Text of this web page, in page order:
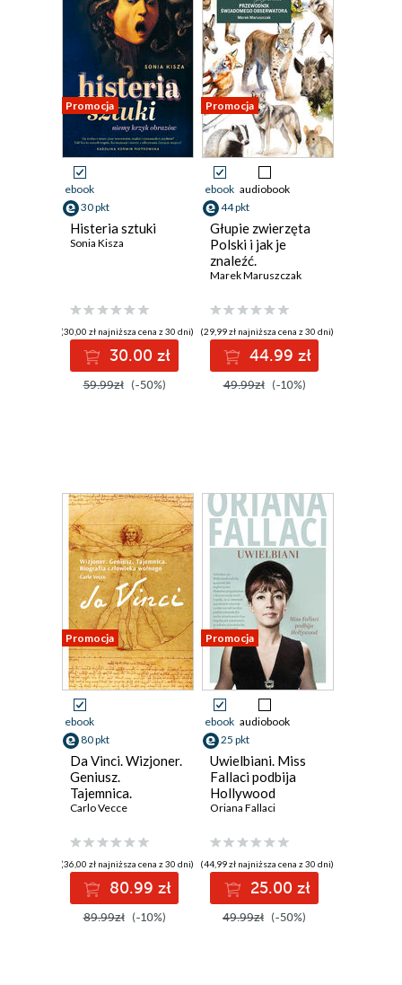
Promocja
ebook
30 pkt
Histeria sztuki
Sonia Kisza
(30,00 zł najniższa cena z 30 dni)
30.00 zł
59.99zł (-50%)
Promocja
ebook audiobook
44 pkt
Głupie zwierzęta
Polski i jak je
znaleźć.
Przewodnik
obserwatora
Marek Maruszczak
(29,99 zł najniższa cena z 30 dni)
44.99 zł
49.99zł (-10%)
Promocja
ebook
80 pkt
Da Vinci. Wizjoner.
Geniusz.
Tajemnica.
Biografia
wolnego
Carlo Vecce
(36,00 zł najniższa cena z 30 dni)
80.99 zł
89.99zł (-10%)
Promocja
ebook audiobook
25 pkt
Uwielbiani. Miss
Fallaci podbija
Hollywood
Oriana Fallaci
(44,99 zł najniższa cena z 30 dni)
25.00 zł
49.99zł (-50%)